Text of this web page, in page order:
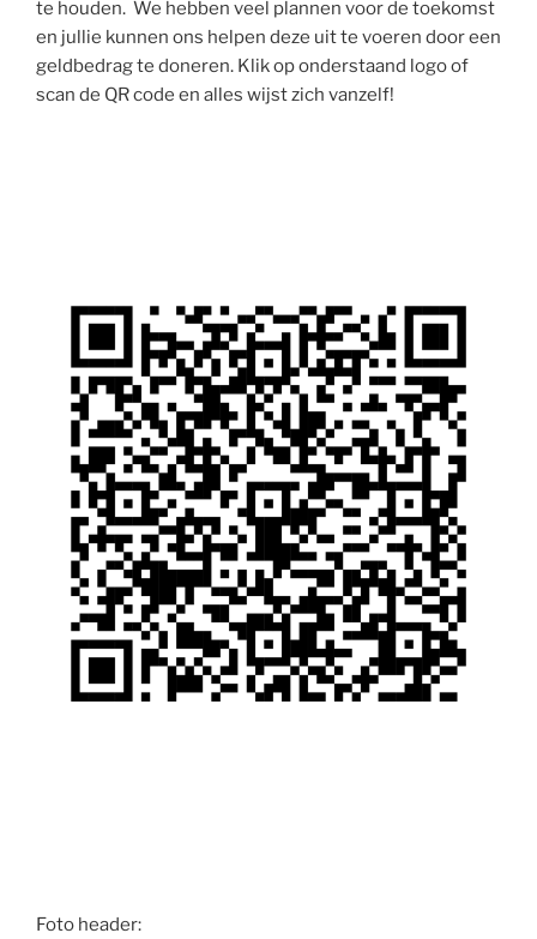
te houden. We hebben veel plannen voor de toekomst
en jullie kunnen ons helpen deze uit te voeren door een
geldbedrag te doneren. Klik op onderstaand logo of
scan de QR code en alles wijst zich vanzelf!
Foto header: